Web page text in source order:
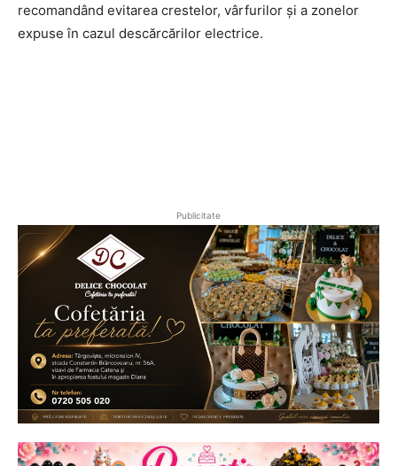
recomandând evitarea crestelor, vârfurilor și a zonelor
expuse în cazul descărcărilor electrice.
Publicitate